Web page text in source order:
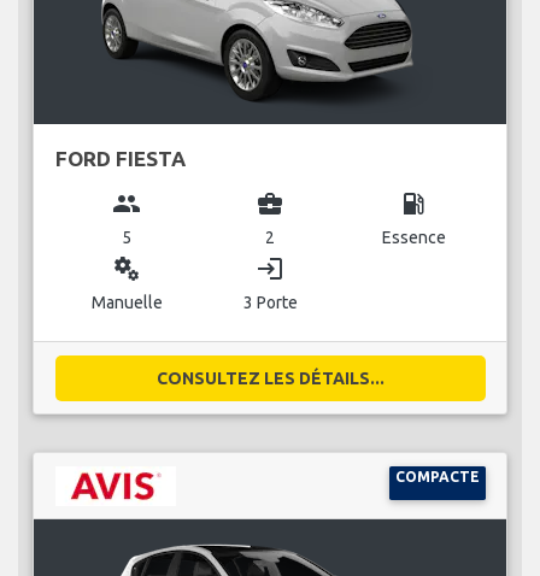
FORD FIESTA
group
5
business_center
2
local_gas_station
Essence
miscellaneous_services
Manuelle
login
3 Porte
CONSULTEZ LES DÉTAILS...
COMPACTE